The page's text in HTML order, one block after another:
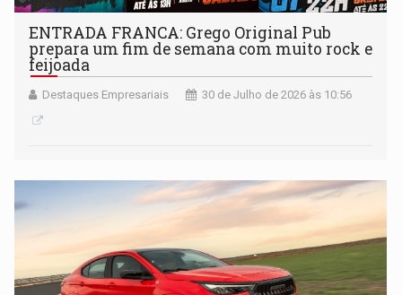
ENTRADA FRANCA: Grego Original Pub
prepara um fim de semana com muito rock e
feijoada
Destaques Empresariais 30 de Julho de 2026 às 10:56